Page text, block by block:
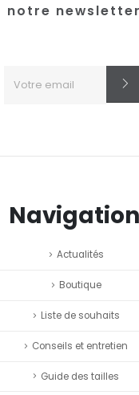
notre newsletter
Navigation
Actualités
Boutique
Liste de souhaits
Conseils et entretien
Guide des tailles